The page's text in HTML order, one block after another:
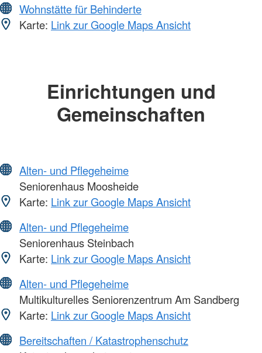
Wohnstätte für Behinderte
Karte: Link zur Google Maps Ansicht
Einrichtungen und
Gemeinschaften
Alten- und Pflegeheime
Seniorenhaus Moosheide
Karte: Link zur Google Maps Ansicht
Alten- und Pflegeheime
Seniorenhaus Steinbach
Karte: Link zur Google Maps Ansicht
Alten- und Pflegeheime
Multikulturelles Seniorenzentrum Am Sandberg
Karte: Link zur Google Maps Ansicht
Bereitschaften / Katastrophenschutz